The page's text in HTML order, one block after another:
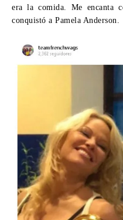
era la comida. Me encanta
conquistó a Pamela Anderson.